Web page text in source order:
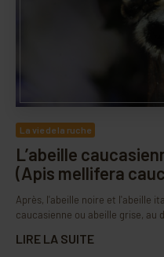
La vie de la ruche
L’abeille
(Apis mellifera
Après, l'abeille noire et l'abeille
caucasienne ou abeille grise, au
LIRE LA SUITE